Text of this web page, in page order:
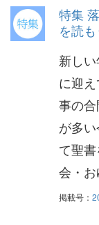
特集
を読
新し
に迎
事の
が多
て聖
会・
掲載号：